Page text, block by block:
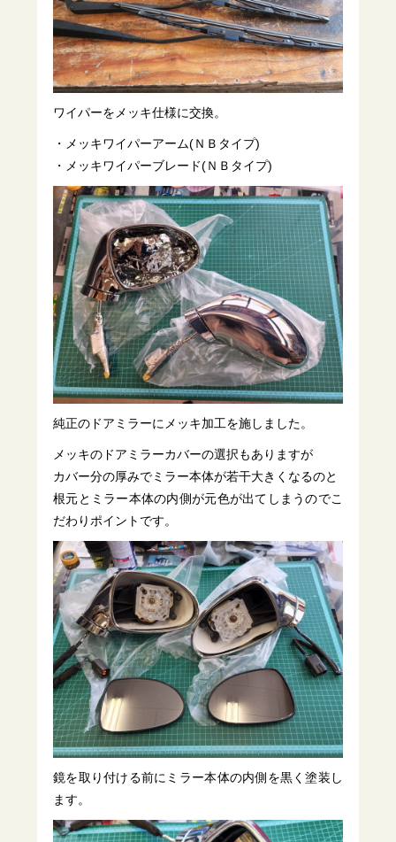
ワイパーをメッキ仕様に交換。
・メッキワイパーアーム(ＮＢタイプ)
・メッキワイパーブレード(ＮＢタイプ)
純正のドアミラーにメッキ加工を施しました。
メッキのドアミラーカバーの選択もありますが
カバー分の厚みでミラー本体が若干大きくなるのと
根元とミラー本体の内側が元色が出てしまうのでこ
だわりポイントです。
鏡を取り付ける前にミラー本体の内側を黒く塗装し
ます。